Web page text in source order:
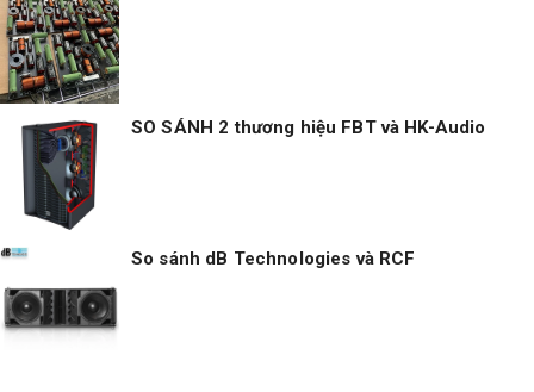
SO SÁNH 2 thương hiệu FBT và HK-Audio
So sánh dB Technologies và RCF